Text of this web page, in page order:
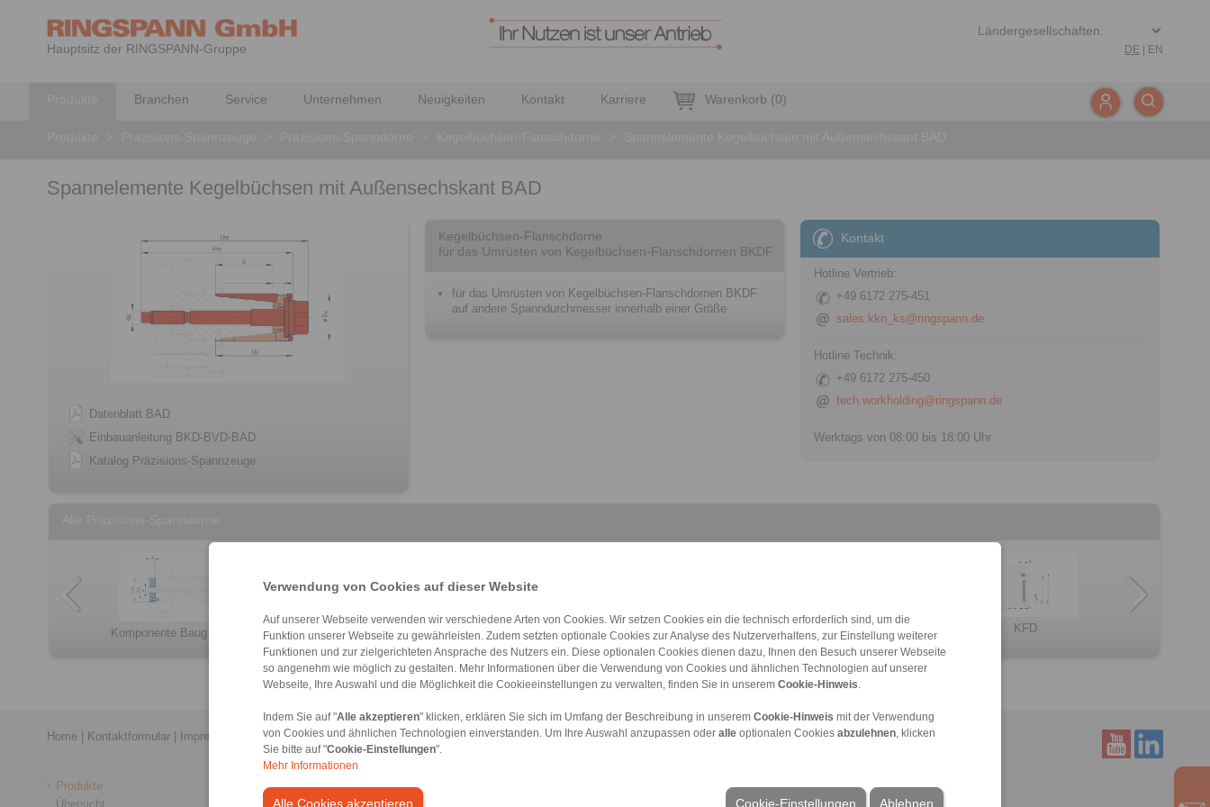
Verwendung von Cookies auf dieser Website
Auf unserer Webseite verwenden wir verschiedene Arten von Cookies. Wir setzen Cookies ein die technisch erforderlich sind, um die
Funktion unserer Webseite zu gewährleisten. Zudem setzten optionale Cookies zur Analyse des Nutzerverhaltens, zur Einstellung weiterer
Funktionen und zur zielgerichteten Ansprache des Nutzers ein. Diese optionalen Cookies dienen dazu, Ihnen den Besuch unserer Webseite
so angenehm wie möglich zu gestalten. Mehr Informationen über die Verwendung von Cookies und ähnlichen Technologien auf unserer
Webseite, Ihre Auswahl und die Möglichkeit die Cookieeinstellungen zu verwalten, finden Sie in unserem Cookie-Hinweis
Indem Sie auf "Alle akzeptieren" klicken, erklären Sie sich im Umfang der Beschreibung in unserem Cookie-Hinweis mit der Verwendung
von Cookies und ähnlichen Technologien einverstanden. Um Ihre Auswahl anzupassen oder alle optionalen Cookies abzulehnen , klicken
Sie bitte auf "Cookie-Einstellungen".
Mehr Informationen
Alle Cookies akzeptieren Ablehnen
Cookie-Einstellungen
Hauptsitz der RINGSPANN-Gruppe DE EN
Branchen Service Unternehmen Neuigkeiten Kontakt Karriere Warenkorb (0)
Spannelemente Kegelbüchsen mit Außensechskant BAD
Datenblatt BAD
Einbauanleitung BKD-BVD-BAD
Katalog Präzisions-Spannzeuge
Kegelbüchsen-Flanschdorne
für das Umrüsten von Kegelbüchsen-Flanschdornen BKDF
für das Umrüsten von Kegelbüchsen-Flanschdornen BKDF
auf andere Spanndurchmesser innerhalb einer Größe
Kontakt
Hotline Vertrieb:
+49 6172 275-451
sales.kkn_ks@ringspann.de
Hotline Technik:
+49 6172 275-450
tech.workholding@ringspann.de
Werktags von 08:00 bis 18:00 Uhr
Komponente Baug […] HKDF HKD Komponente Baug […] KFDF KFD
Komponente Baug […] BKDI BMD LBDF LBD Spannelemente S […]
LID Spannelemente S […] Komponente Baug […] Komponente Druc […] BKDF BKD
BVD
Home Kontaktformular Impressum Datenschutzerklärung|Allgemeine Verkaufsbedingungen |Hinweisgeberplattform|Login
Produkte
Übersicht
Service
Downloads